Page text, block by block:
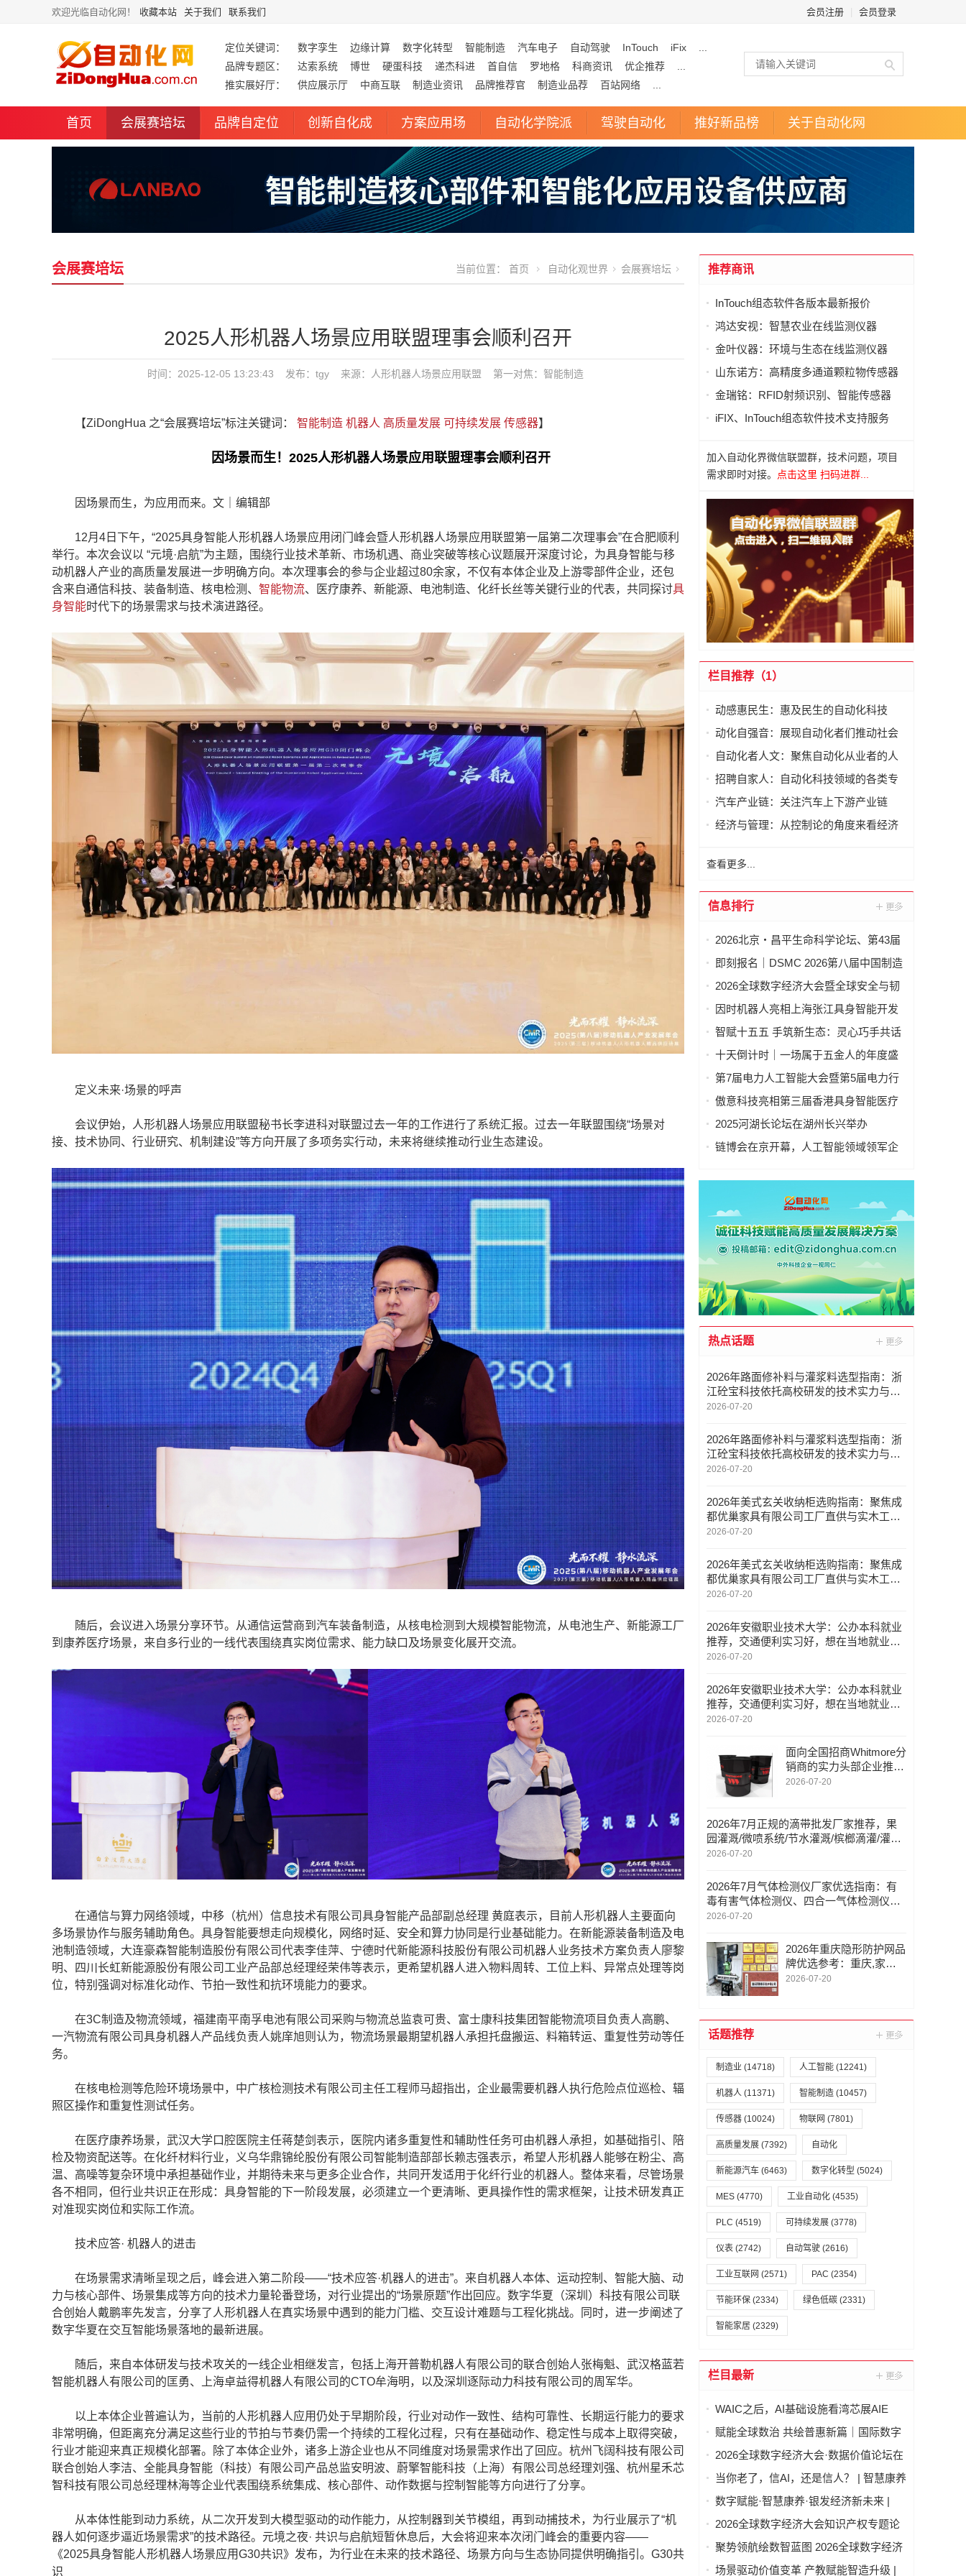
欢迎光临自动化网！ 收藏本站 关于我们 联系我们 会员注册 会员登录
定位关键词： 数字孪生 边缘计算 数字化转型 智能制造 汽车电子 自动驾驶 InTouch iFix
品牌专题区：
达索系统 博世 硬蛋科技 递杰科进 首自信 罗地格 科商资讯 优企推荐
推实展好厅：
供应展示厅 中商互联 制造业资讯 品牌推荐官 制造业品荐 百站网络
首页 会展赛培坛 品牌自定位 创新自化成 方案应用场 自动化学院派 驾驶自动化 推好新品榜 关于自动化网
会展赛培坛 当前位置： 首页 自动化观世界 会展赛培坛
2025人形机器人场景应用联盟理事会顺利召开
时间：2025-12-05 13:23:43 发布：tgy 来源：人形机器人场景应用联盟 第一对焦： 智能制造
【ZiDongHua 之“会展赛培坛”标注关键词： 智能制造 机器人 高质量发展 可持续发展 传感器】
因场景而生！2025人形机器人场景应用联盟理事会顺利召开
因场景而生，为应用而来。文｜编辑部
12月4日下午，“2025具身智能人形机器人场景应用闭门峰会暨人形机器人场景应用联盟第一届第二次理事会”在合肥顺利
举行。本次会议以 “元境·启航”为主题，围绕行业技术革新、市场机遇、商业突破等核心议题展开深度讨论，为具身智能与移
动机器人产业的高质量发展进一步明确方向。本次理事会的参与企业超过80余家，不仅有本体企业及上游零部件企业，还包
含来自通信科技、装备制造、核电检测、 智能物流、医疗康养、新能源、电池制造、化纤长丝等关键行业的代表，共同探讨具
身智能时代下的场景需求与技术演进路径。
定义未来·场景的呼声
会议伊始，人形机器人场景应用联盟秘书长李进科对联盟过去一年的工作进行了系统汇报。过去一年联盟围绕“场景对
接、技术协同、行业研究、机制建设”等方向开展了多项务实行动，未来将继续推动行业生态建设。
随后，会议进入场景分享环节。从通信运营商到汽车装备制造，从核电检测到大规模智能物流，从电池生产、新能源工厂
到康养医疗场景，来自多行业的一线代表围绕真实岗位需求、能力缺口及场景变化展开交流。
在通信与算力网络领域，中移（杭州）信息技术有限公司具身智能产品部副总经理 黄庭表示，目前人形机器人主要面向
多场景协作与服务辅助角色。具身智能要想走向规模化，网络时延、安全和算力协同是行业基础能力。在新能源装备制造及电
池制造领域，大连豪森智能制造股份有限公司代表李佳萍、宁德时代新能源科技股份有限公司机器人业务技术方案负责人廖黎
明、四川长虹新能源股份有限公司工业产品部总经理经荣伟等表示，更希望机器人进入物料周转、工位上料、异常点处理等岗
位，特别强调对标准化动作、节拍一致性和抗环境能力的要求。
在3C制造及物流领域，福建南平南孚电池有限公司采购与物流总监袁可贵、富士康科技集团智能物流项目负责人高鹏、
一汽物流有限公司具身机器人产品线负责人姚庠旭则认为，物流场景最期望机器人承担托盘搬运、料箱转运、重复性劳动等任
务。
在核电检测等危险环境场景中，中广核检测技术有限公司主任工程师马超指出，企业最需要机器人执行危险点位巡检、辐
照区操作和重复性测试任务。
在医疗康养场景，武汉大学口腔医院主任蒋楚剑表示，医院内诸多重复性和辅助性任务可由机器人承担，如基础指引、陪
检及物资配送等。在化纤材料行业，义乌华鼎锦纶股份有限公司智能制造部部长赖志强表示，希望人形机器人能够在粉尘、高
温、高噪等复杂环境中承担基础作业，并期待未来与更多企业合作，共同开发适用于化纤行业的机器人。整体来看，尽管场景
各不相同，但行业共识正在形成：具身智能的下一阶段发展，必须建立一个更清晰、更具操作性的需求框架，让技术研发真正
对准现实岗位和实际工作流。
技术应答· 机器人的进击
在场景需求清晰呈现之后，峰会进入第二阶段——“技术应答·机器人的进击”。来自机器人本体、运动控制、智能大脑、动
力与核心部件、场景集成等方向的技术力量轮番登场，对行业提出的“场景原题”作出回应。数字华夏（深圳）科技有限公司联
合创始人戴鹏率先发言，分享了人形机器人在真实场景中遇到的能力门槛、交互设计难题与工程化挑战。同时，进一步阐述了
数字华夏在交互智能场景落地的最新进展。
随后，来自本体研发与技术攻关的一线企业相继发言，包括上海开普勒机器人有限公司的联合创始人张梅魁、武汉格蓝若
智能机器人有限公司的匡勇、上海卓益得机器人有限公司的CTO牟海明，以及深圳逐际动力科技有限公司的周军华。
以上本体企业普遍认为，当前的人形机器人应用仍处于早期阶段，行业对动作一致性、结构可靠性、长期运行能力的要求
非常明确，但距离充分满足这些行业的节拍与节奏仍需一个持续的工程化过程，只有在基础动作、稳定性与成本上取得突破，
行业才能迎来真正规模化部署。除了本体企业外，诸多上游企业也从不同维度对场景需求作出了回应。杭州飞阔科技有限公司
联合创始人李洁、全能具身智能（科技）有限公司产品总监安明波、蔚擎智能科技（上海）有限公司总经理刘强、杭州星禾芯
智科技有限公司总经理林海等企业代表围绕系统集成、核心部件、动作数据与控制智能等方向进行了分享。
从本体性能到动力系统，从二次开发到大模型驱动的动作能力，从控制器到关节模组，再到动捕技术，为行业展示了“机
器人如何逐步逼近场景需求”的技术路径。元境之夜· 共识与启航短暂休息后，大会将迎来本次闭门峰会的重要内容——
《2025具身智能人形机器人场景应用G30共识》发布，为行业在未来的技术路径、场景方向与生态协同提供明确指引。G30共
识
推荐商讯
InTouch组态软件各版本最新报价
鸿达安视：智慧农业在线监测仪器
金叶仪器：环境与生态在线监测仪器
山东诺方：高精度多通道颗粒物传感器
金瑞铭：RFID射频识别、智能传感器
iFIX、InTouch组态软件技术支持服务
加入自动化界微信联盟群，技术问题，项目
需求即时对接。
点击这里 扫码进群...
栏目推荐（1）
动感惠民生：惠及民生的自动化科技
动化自强音：展现自动化者们推动社会
进步发出的响亮声音
自动化者人文：聚焦自动化从业者的人
文思考
招聘自家人：自动化科技领域的各类专
家及人才需求资讯
汽车产业链：关注汽车上下游产业链
经济与管理：从控制论的角度来看经济
查看更多...
信息排行
2026北京・昌平生命科学论坛、第43届
全国医药工业信息年会在京开幕
即刻报名｜DSMC 2026第八届中国制造
业&新能源数智峰会全新启程！
2026全球数字经济大会暨全球安全与韧
性经济AI论坛在京隆重召开
因时机器人亮相上海张江具身智能开发
者大会
智赋十五五 手筑新生态：灵心巧手共话
具身智能新基建
十天倒计时｜一场属于五金人的年度盛
会，即将启幕！
第7届电力人工智能大会暨第5届电力行
业数字化转型大会，10月相约杭州！
傲意科技亮相第三届香港具身智能医疗
科技论坛，共同探讨医疗科技企业出海
2025河湖长论坛在湖州长兴举办
链博会在京开幕，人工智能领域领军企
热点话题
2026年路面修补料与灌浆料选型指南：浙
江砼宝科技依托高校研发的技术实力与工
程应用解析
2026-07-20
2026年路面修补料与灌浆料选型指南：浙
江砼宝科技依托高校研发的技术实力与工
程应用解析
2026-07-20
2026年美式玄关收纳柜选购指南：聚焦成
都优巢家具有限公司工厂直供与实木工艺
解析
2026-07-20
2026年美式玄关收纳柜选购指南：聚焦成
都优巢家具有限公司工厂直供与实木工艺
解析
2026-07-20
2026年安徽职业技术大学：公办本科就业
推荐，交通便利实习好，想在当地就业选
什么职业
2026-07-20
2026年安徽职业技术大学：公办本科就业
推荐，交通便利实习好，想在当地就业选
什么职业
2026-07-20
面向全国招商Whitmore分
销商的实力头部企业推
荐？可远程技术支持
2026-07-20
2026年7月正规的滴带批发厂家推荐，果
园灌溉/微喷系统/节水灌溉/槟榔滴灌/灌溉/
榴莲智能灌溉，滴带公司哪家好
2026-07-20
2026年7月气体检测仪厂家优选指南：有
毒有害气体检测仪、四合一气体检测仪靠
谱品牌盘点
2026-07-20
2026年重庆隐形防护网品
牌优选参考：重庆,家用
阳台钢丝隐形防护网/专
2026-07-20
话题推荐
制造业 (14718) 人工智能 (12241)
机器人 (11371) 智能制造 (10457)
传感器 (10024) 物联网 (7801)
高质量发展 (7392) 自动化
新能源汽车 (6463) 数字化转型 (5024)
MES (4770) 工业自动化 (4535)
PLC (4519) 可持续发展 (3778)
仪表 (2742) 自动驾驶 (2616)
工业互联网 (2571) PAC (2354)
节能环保 (2334) 绿色低碳 (2331)
智能家居 (2329)
栏目最新
WAIC之后，AI基础设施看湾芯展AIE
赋能全球数治 共绘普惠新篇｜国际数字
经济治理与领军人才能力建设项目（第
2026全球数字经济大会·数据价值论坛在
北京隆重举行
当你老了，信AI，还是信人？ | 智慧康养
论坛上，这个问题激辩了数个小时
数字赋能·智慧康养·银发经济新未来 |
2026全球数字经济大会—智慧康养产业
2026全球数字经济大会知识产权专题论
坛 “知识产权赋能新质生产力发展” 成功
聚势领航绘数智蓝图 2026全球数字经济
大会物联网与智慧城市专题论坛成功举
场景驱动价值变革 产教赋能智造升级 |